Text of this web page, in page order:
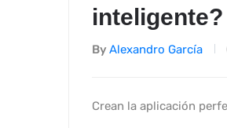
inteligente?
By Alexandro García
Crean la aplicación